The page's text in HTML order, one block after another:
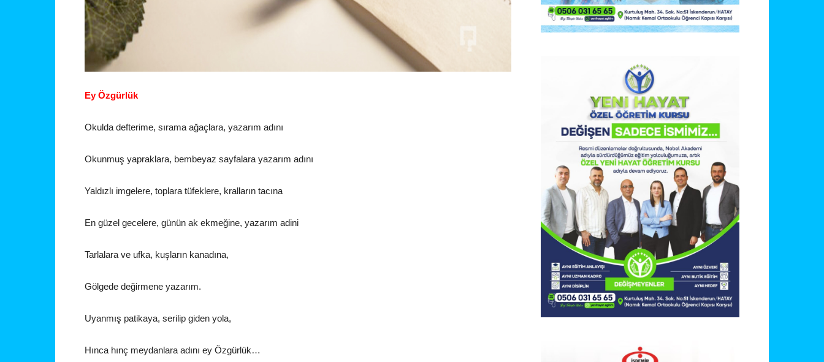
Ey Özgürlük
Okulda defterime, sırama ağaçlara, yazarım adını
Okunmuş yapraklara, bembeyaz sayfalara yazarım adını
Yaldızlı imgelere, toplara tüfeklere, kralların tacına
En güzel gecelere, günün ak ekmeğine, yazarım adini
Tarlalara ve ufka, kuşların kanadına,
Gölgede değirmene yazarım.
Uyanmış patikaya, serilip giden yola,
Hınca hınç meydanlara adını ey Özgürlük…